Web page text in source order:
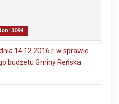
3094
14.12.2016 r. w sprawie
budżetu Gminy Reńska